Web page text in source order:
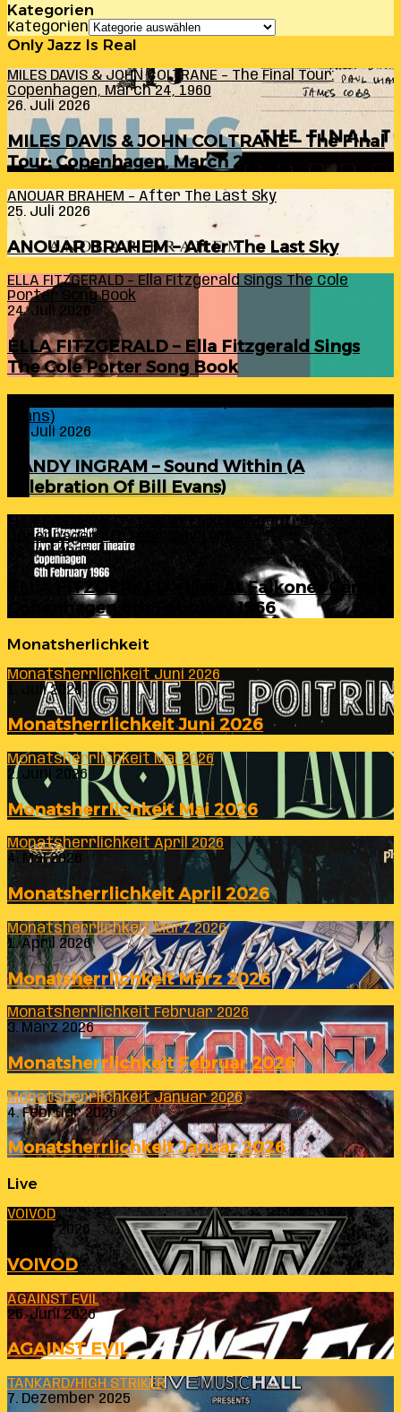
Kategorien
Kategorien
Only Jazz Is Real
MILES DAVIS & JOHN COLTRANE – The Final Tour:
Copenhagen, March 24, 1960
26. Juli 2026
MILES DAVIS & JOHN COLTRANE – The Final
Tour: Copenhagen, March 24, 1960
ANOUAR BRAHEM – After The Last Sky
25. Juli 2026
ANOUAR BRAHEM – After The Last Sky
ELLA FITZGERALD – Ella Fitzgerald Sings The Cole
Porter Song Book
24. Juli 2026
ELLA FITZGERALD – Ella Fitzgerald Sings
The Cole Porter Song Book
Evans)
24. Juli 2026
RANDY INGRAM – Sound Within (A
Celebration Of Bill Evans)
ELLA FITZGERALD – Live At Falkoner Centre
Copenhagen 6th February 1966
23. Juli 2026
ELLA FITZGERALD – Live At Falkoner Centre
Copenhagen 6th February 1966
Monatsherlichkeit
Monatsherrlichkeit Juni 2026
1. Juli 2026
Monatsherrlichkeit Juni 2026
Monatsherrlichkeit Mai 2026
2. Juni 2026
Monatsherrlichkeit Mai 2026
Monatsherrlichkeit April 2026
4. Mai 2026
Monatsherrlichkeit April 2026
Monatsherrlichkeit März 2026
1. April 2026
Monatsherrlichkeit März 2026
Monatsherrlichkeit Februar 2026
3. März 2026
Monatsherrlichkeit Februar 2026
Monatsherrlichkeit Januar 2026
4. Februar 2026
Monatsherrlichkeit Januar 2026
Live
VOIVOD
23. Juli 2026
VOIVOD
AGAINST EVIL
26. Juni 2026
AGAINST EVIL
TANKARD/HIGH STRIKER
7. Dezember 2025